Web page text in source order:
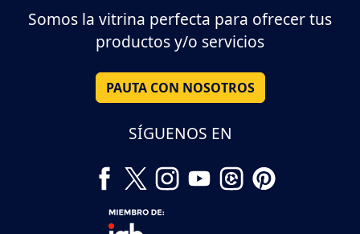
Somos la vitrina perfecta para ofrecer tus
productos y/o servicios
PAUTA CON NOSOTROS
SÍGUENOS EN